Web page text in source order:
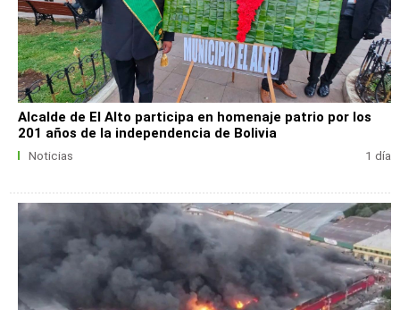
Alcalde de El Alto participa en homenaje patrio por los
201 años de la independencia de Bolivia
Noticias 1 día